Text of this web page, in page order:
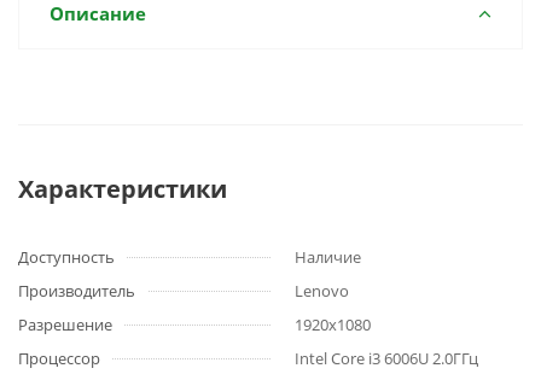
Описание
Характеристики
Доступность
Наличие
Производитель
Lenovo
Разрешение
1920x1080
Процессор
Intel Core i3 6006U 2.0ГГц